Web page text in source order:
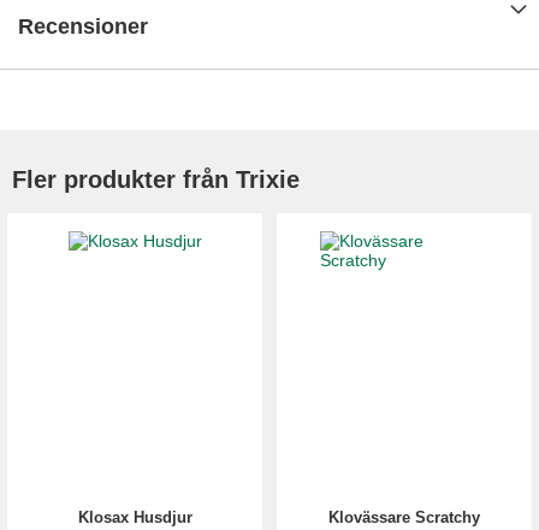
Recensioner
Fler produkter från Trixie
Klosax Husdjur Klovässare Scratchy